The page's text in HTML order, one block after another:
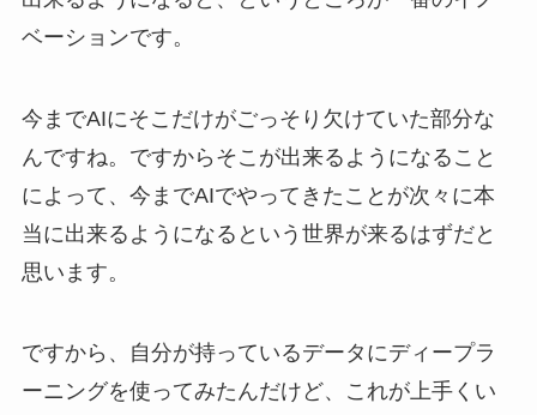
ベーションです。
今までAIにそこだけがごっそり欠けていた部分な
んですね。ですからそこが出来るようになること
によって、今までAIでやってきたことが次々に本
当に出来るようになるという世界が来るはずだと
思います。
ですから、自分が持っているデータにディープラ
ーニングを使ってみたんだけど、これが上手くい